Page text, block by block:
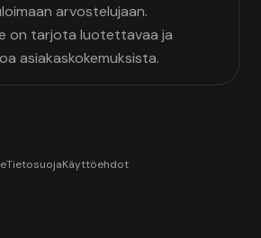
arvostelujaan.
on tarjota luotettavaa ja
asiakaskokemuksista.
TietosuojaKäyttöehdot